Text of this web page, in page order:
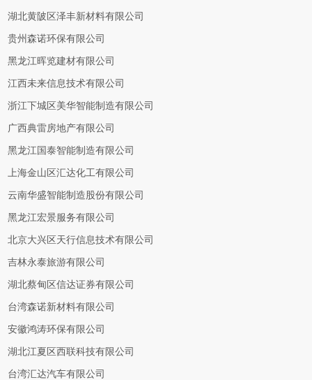
湖北黄陂区泽丰新材料有限公司
贵州森诺环保有限公司
黑龙江晖览建材有限公司
江西未来信息技术有限公司
浙江下城区美华智能制造有限公司
广西典雷房地产有限公司
黑龙江国泰智能制造有限公司
上海金山区汇达化工有限公司
云南华盛智能制造股份有限公司
黑龙江宏景服务有限公司
北京大兴区天行信息技术有限公司
吉林永泰旅游有限公司
湖北蔡甸区信达证券有限公司
台湾森诺新材料有限公司
安徽鸿涛环保有限公司
湖北江夏区西联科技有限公司
台湾汇达汽车有限公司